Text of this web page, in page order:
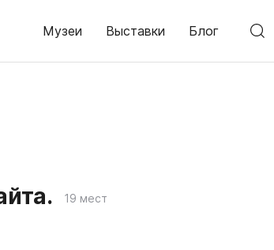
Музеи Выставки Блог
19 мест